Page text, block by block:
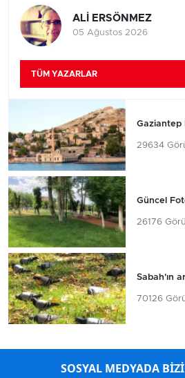
ALİ ERSÖNMEZ
05 Ağustos 2026
TÜM YAZARLAR
Gaziantep
29634
Güncel
26176
Sabah'ın
70126
SOSYAL MEDYADA